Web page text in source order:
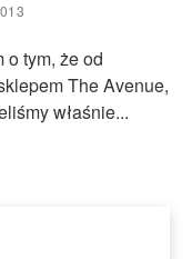
o tym, że od
The Avenue,
właśnie...